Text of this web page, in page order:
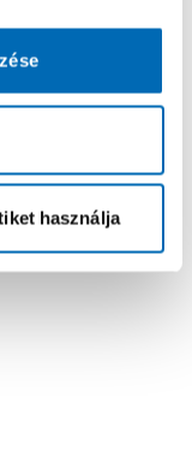
használja